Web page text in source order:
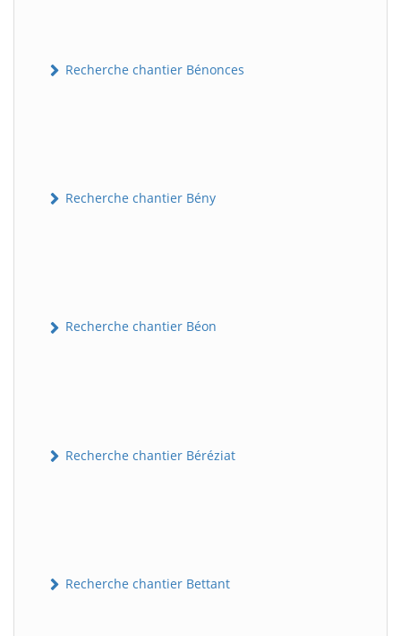
Recherche chantier Bénonces
Recherche chantier Bény
Recherche chantier Béon
Recherche chantier Béréziat
Recherche chantier Bettant